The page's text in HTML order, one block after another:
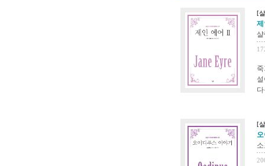
[
제
샬
[
오